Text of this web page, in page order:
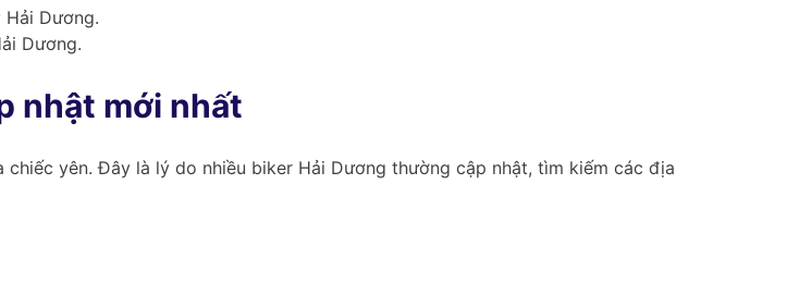
Dương.
nhật mới nhất
yên. Đây là lý do nhiều biker Hải Dương thường cập nhật, tìm kiếm các địa